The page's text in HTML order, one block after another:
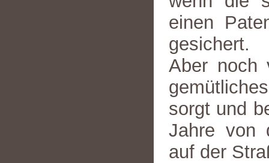
einen
gesichert.
Aber noch
sorgt und
Jahre von
auf der